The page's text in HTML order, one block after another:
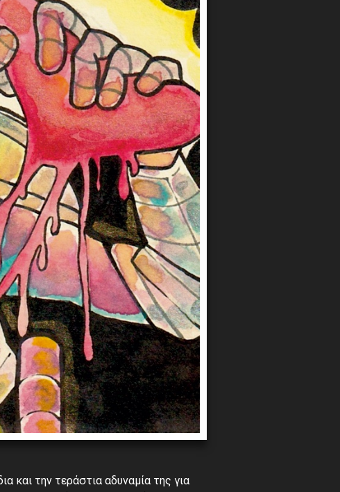
και την τεράστια αδυναμία της για